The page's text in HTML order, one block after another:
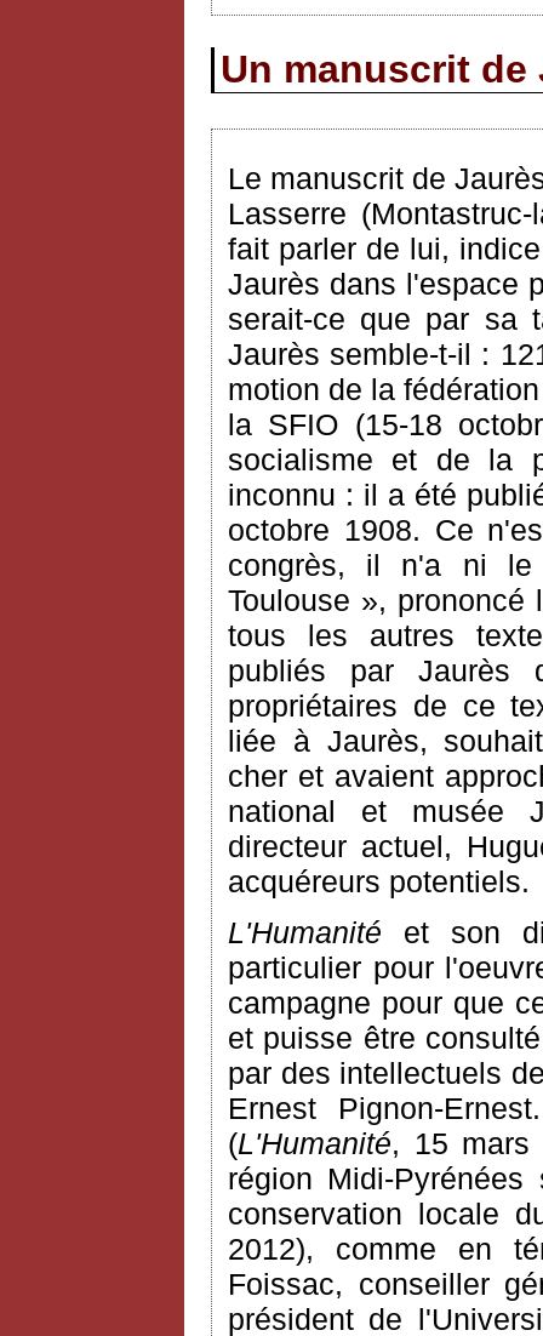
Un manuscrit de
Le manuscrit de
Lasserre
fait parler de lui,
Jaurès dans l'espace
serait-ce que par sa
Jaurès semble-t-il :
motion de la
la SFIO (15-18
socialisme et de la
inconnu : il a été
octobre 1908. Ce
congrès, il n'a ni le
Toulouse »,
tous les autres
publiés par Jaurès
propriétaires de ce
liée à Jaurès,
cher et avaient
national et musée
directeur actuel,
acquéreurs potentiels.
L'Humanité et son
particulier pour
campagne pour que
et puisse être
par des intellectuels
Ernest Pignon-
(L'Humanité, 15 mars
région Midi-
conservation locale
2012), comme en
Foissac, conseiller
président de